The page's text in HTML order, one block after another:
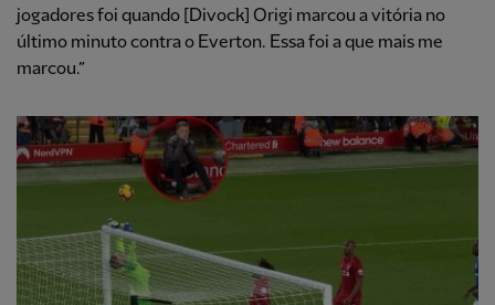
jogadores foi quando [Divock] Origi marcou a vitória no
último minuto contra o Everton. Essa foi a que mais me
marcou.”